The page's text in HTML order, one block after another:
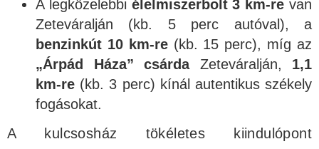
A legközelebbi élelmiszerbolt 3 km-re van
Zeteváralján (kb. 5 perc autóval), a
benzinkút 10 km-re(kb. 15 perc), míg az
„Árpád Háza” csárdaZeteváralján, 1,1
km-re (kb. 3 perc) kínál autentikus székely
fogásokat.
A kulcsosház tökéletes kiindulópont